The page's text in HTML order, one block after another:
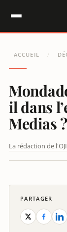
ACCUEIL /
il dans
Medias ?
La rédaction de
PARTAGER
Panneau de